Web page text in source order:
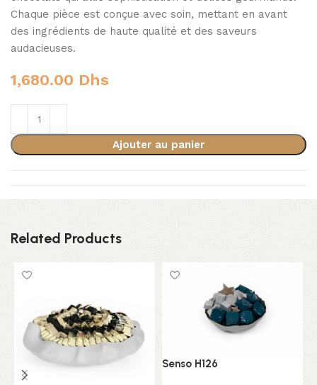
Chaque pièce est conçue avec soin, mettant en avant
des ingrédients de haute qualité et des saveurs
audacieuses.
1,680.00 Dhs
Ajouter au panier
Related Products
Senso H126